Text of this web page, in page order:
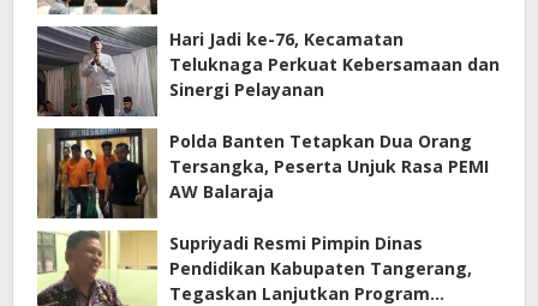
Hari Jadi ke-76, Kecamatan
Teluknaga Perkuat Kebersamaan dan
Sinergi Pelayanan
Polda Banten Tetapkan Dua Orang
Tersangka, Peserta Unjuk Rasa PEMI
AW Balaraja
Supriyadi Resmi Pimpin Dinas
Pendidikan Kabupaten Tangerang,
Tegaskan Lanjutkan Program